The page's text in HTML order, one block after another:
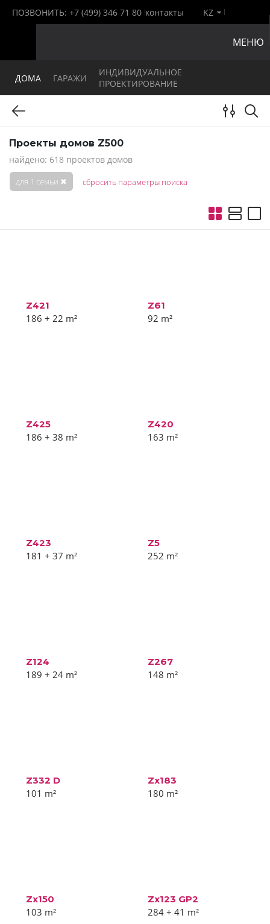
ПОЗВОНИТЬ: +7 (499) 346 71 80 контакты KZ
МЕНЮ
ДОМА ГАРАЖИ
ИНДИВИДУАЛЬНОЕ
ПРОЕКТИРОВАНИЕ
Проекты домов Z500
найдено: 618 проектов домов
для 1 семьи ✖ сбросить параметры поиска
Z421
186 + 22 m²
Z61
92 m²
Z425
186 + 38 m²
Z420
163 m²
Z423
181 + 37 m²
Z5
252 m²
Z124
189 + 24 m²
Z267
148 m²
Z332 D
101 m²
Zx183
180 m²
Zx150
103 m²
Zx123 GP2
284 + 41 m²